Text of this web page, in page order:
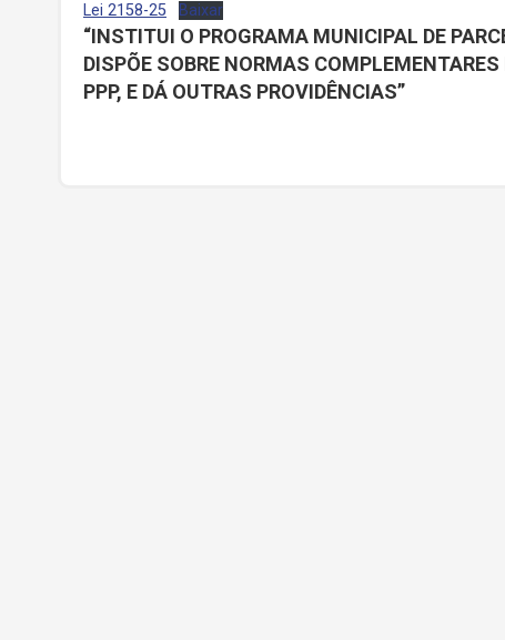
Lei 2158-25 Baixar
“INSTITUI O PROGRAMA MUNICIPAL DE
DISPÕE SOBRE NORMAS
PPP, E DÁ OUTRAS PROVIDÊNCIAS”